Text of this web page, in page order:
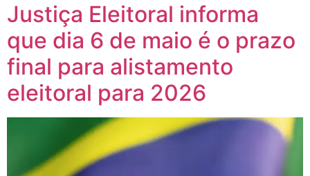
Justiça Eleitoral informa
que dia 6 de maio é o prazo
final para alistamento
eleitoral para 2026